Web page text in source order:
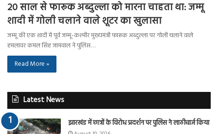
20 साल से फारूक अब्दुल्ला को मारना चाहता था: जम्मू
शादी में गोली चलाने वाले शूटर का खुलासा
जम्मू की एक शादी में पूर्व जम्मू-कश्मीर मुख्यमंत्री फारूक अब्दुल्ला पर गोली चलाने वाले
हमलावर कमल सिंह जामवाल ने पुलिस…
Read More »
Latest News
झारखंड में छात्रों के विरोध प्रदर्शन पर पुलिस ने लाठीचार्ज किया